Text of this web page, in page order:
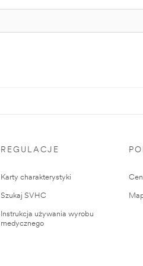
REGULACJE
Karty charakterystyki
Szukaj SVHC
Instrukcja używania wyrobu
medycznego